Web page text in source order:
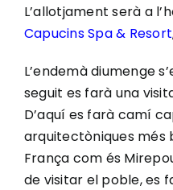
L’allotjament serà a
Capucins Spa & Resort
L’endemà diumenge
seguit es farà una
D’aquí es farà camí
arquitectòniques més
França com és
de visitar el poble, es